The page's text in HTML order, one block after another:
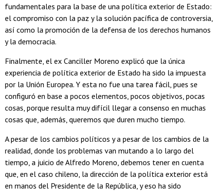
fundamentales para la base de una política exterior de Estado:
el compromiso con la paz y la solución pacífica de controversia,
así como la promoción de la defensa de los derechos humanos
y la democracia.
Finalmente, el ex Canciller Moreno explicó que la única
experiencia de política exterior de Estado ha sido la impuesta
por la Unión Europea. Y esta no fue una tarea fácil, pues se
configuró en base a pocos elementos, pocos objetivos, pocas
cosas, porque resulta muy difícil llegar a consenso en muchas
cosas que, además, queremos que duren mucho tiempo.
A pesar de los cambios políticos y a pesar de los cambios de la
realidad, donde los problemas van mutando a lo largo del
tiempo, a juicio de Alfredo Moreno, debemos tener en cuenta
que, en el caso chileno, la dirección de la política exterior está
en manos del Presidente de la República, y eso ha sido